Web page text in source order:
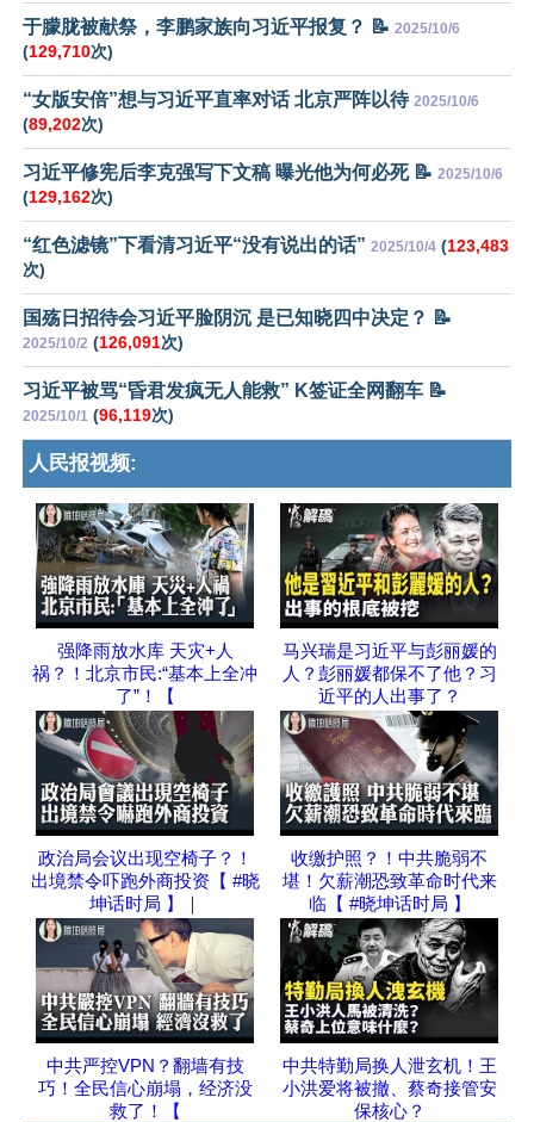
于朦胧被献祭，李鹏家族向习近平报复？ 📝 2025/10/6
(129,710次)
“女版安倍”想与习近平直率对话 北京严阵以待 2025/10/6
(89,202次)
习近平修宪后李克强写下文稿 曝光他为何必死 📝 2025/10/6
(129,162次)
“红色滤镜”下看清习近平“没有说出的话” 2025/10/4 (123,483
次)
国殇日招待会习近平脸阴沉 是已知晓四中决定？ 📝
2025/10/2 (126,091次)
习近平被骂“昏君发疯无人能救” K签证全网翻车 📝
2025/10/1 (96,119次)
人民报视频:
强降雨放水库 天灾+人
祸？！北京市民:“基本上全冲
了”！【
马兴瑞是习近平与彭丽媛的
人？彭丽媛都保不了他？习
近平的人出事了？
政治局会议出现空椅子？！
出境禁令吓跑外商投资【 #晓
坤话时局 】｜
收缴护照？！中共脆弱不
堪！欠薪潮恐致革命时代来
临【 #晓坤话时局 】
中共严控VPN？翻墙有技
巧！全民信心崩塌，经济没
救了！【
中共特勤局换人泄玄机！王
小洪爱将被撤、蔡奇接管安
保核心？